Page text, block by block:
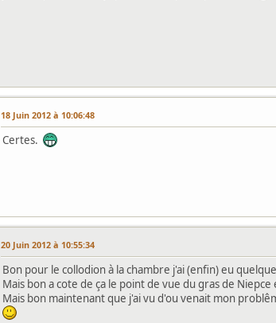
18 Juin 2012 à 10:06:48
Certes.
20 Juin 2012 à 10:55:34
Bon pour le collodion à la chambre j'ai (enfin) eu
Mais bon a cote de ça le point de vue du gras de
Mais bon maintenant que j'ai vu d'ou venait mon